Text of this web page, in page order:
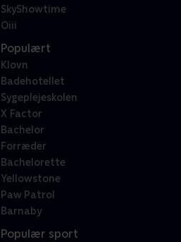
SkyShowtime
Oiii
Populært
Klovn
Badehotellet
Sygeplejeskolen
X Factor
Bachelor
Forræder
Bachelorette
Yellowstone
Paw Patrol
Barnaby
Populær sport